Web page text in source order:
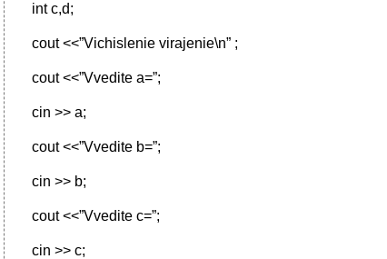
int c,d;
cout <<”Vichislenie virajenie\n” ;
cout <<”Vvedite a=”;
cin >> a;
cout <<”Vvedite b=”;
cin >> b;
cout <<”Vvedite c=”;
cin >> c;